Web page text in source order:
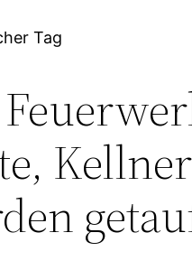
Kellner